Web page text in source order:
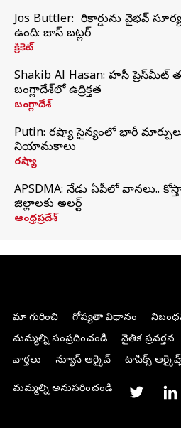
Jos Buttler: నా రికార్డును వైభవ్
ఉంది: జాస్ బట్లర్
క్రికెట్
Shakib Al Hasan: హసీనా
బంగ్లాదేశ్‌లో ఉద్రిక్తత
బంగ్లాదేశ్
Putin: రష్యా సైన్యంలో భారీ
నియామకాలు
రష్యా
APSDMA: నేడు ఏపీలో వానలు..
జిల్లాలకు అలర్ట్
ఆంధ్రప్రదేశ్
మా గురించి గోప్యతా విధానం
మమ్మల్ని సంప్రదించండి
నైతిక ప్రవర్తన
వార్తలు
న్యూస్ ఆర్కైవ్ టాపిక్స్
మమ్మల్ని అనుసరించండి